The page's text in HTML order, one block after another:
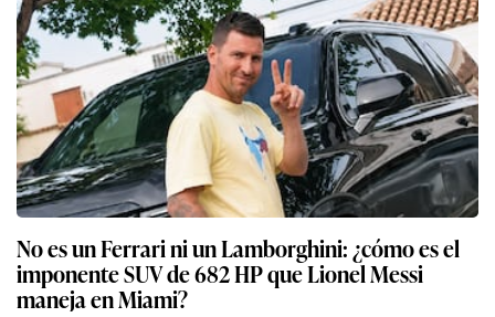
No es un Ferrari ni un Lamborghini: ¿cómo es el
imponente SUV de 682 HP que Lionel Messi
maneja en Miami?